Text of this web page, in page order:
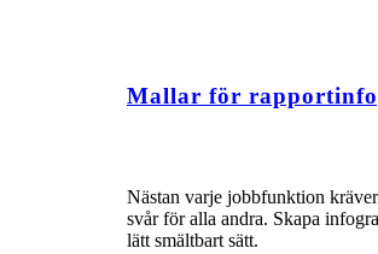
Mallar för
Nästan varje jobbfunktion
svår för alla andra. Skapa
lätt smältbart sätt.